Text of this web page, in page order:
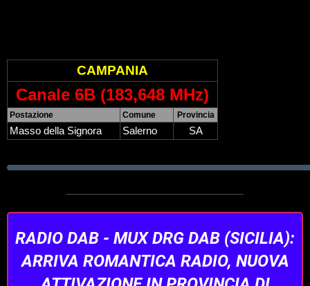
CAMPANIA
Canale 6B (183,648 MHz)
Postazione Comune Provincia
Masso della Signora Salerno SA
RADIO DAB - MUX DRG DAB (SICILIA):
ARRIVA ROMANTICA RADIO, NUOVA